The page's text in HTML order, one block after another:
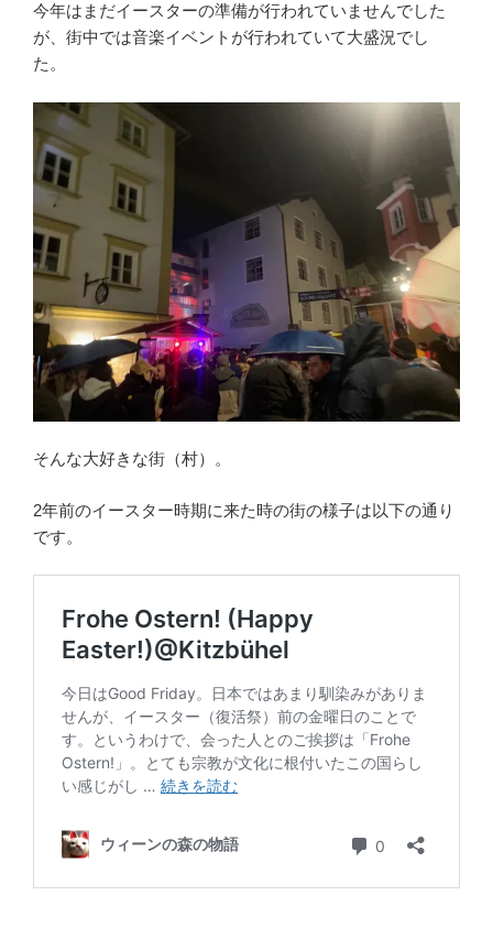
今年はまだイースターの準備が行われていませんでした
が、街中では音楽イベントが行われていて大盛況でし
た。
そんな大好きな街（村）。
2年前のイースター時期に来た時の街の様子は以下の通り
です。